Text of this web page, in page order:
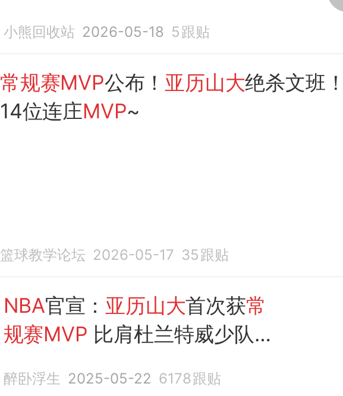
小熊回收站 2026-05-18 5 跟贴
常规赛MVP公布！ 亚历山大绝杀文班
14位连庄MVP~
篮球教学论坛 2026-05-17 35 跟贴
NBA官宣： 亚历山大首次获常
规赛MVP 比肩杜兰特威少队
醉卧浮生 2025-05-22 6178 跟贴